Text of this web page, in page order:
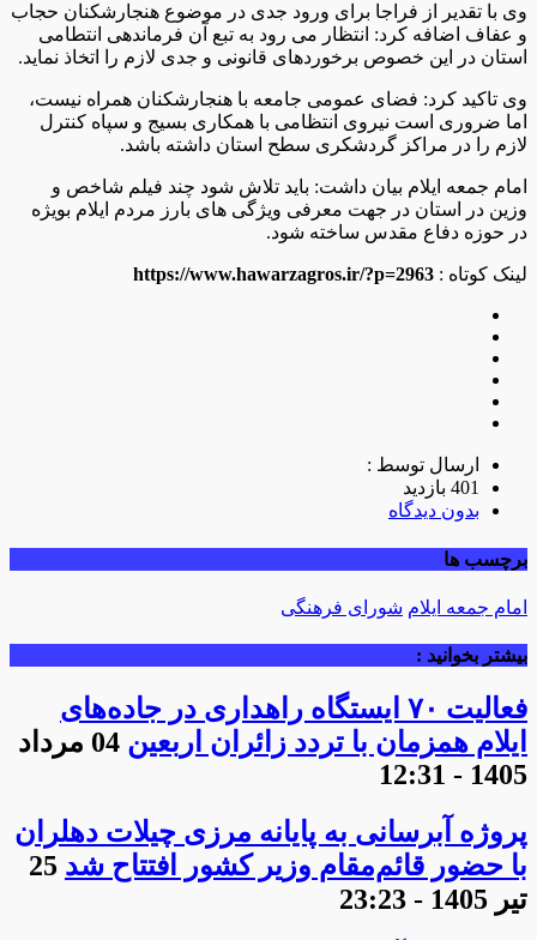
وی با تقدیر از فراجا برای ورود جدی در موضوع هنجارشکنان حجاب
و عفاف اضافه کرد: انتظار می رود به تبع آن فرماندهی انتطامی
استان در این خصوص برخوردهای قانونی و جدی لازم را اتخاذ نماید.
وی تاکید کرد: فضای عمومی جامعه با هنجارشکنان همراه نیست،
اما ضروری است نیروی انتظامی با همکاری بسیج و سپاه کنترل
لازم را در مراکز گردشکری سطح استان داشته باشد.
امام جمعه ایلام بیان داشت: باید تلاش شود چند فیلم شاخص و
وزین در استان در جهت معرفی ویژگی های بارز مردم ایلام بویژه
در حوزه دفاع مقدس ساخته شود.
لینک کوتاه : https://www.hawarzagros.ir/?p=2963
ارسال توسط :
401 بازدید
بدون دیدگاه
برچسب ها
امام جمعه ایلام شورای فرهنگی
بیشتر بخوانید :
فعالیت ۷۰ ایستگاه راهداری در جاده‌های
ایلام همزمان با تردد زائران اربعین
04 مرداد
1405 - 12:31
پروژه آبرسانی به پایانه مرزی چیلات دهلران
با حضور قائم‌مقام وزیر کشور افتتاح شد 25
تیر 1405 - 23:23